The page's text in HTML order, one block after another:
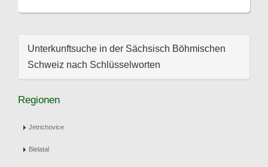
Unterkunftsuche in der Sächsisch Böhmischen
Schweiz nach Schlüsselworten
Regionen
Jetrichovice
Bielatal